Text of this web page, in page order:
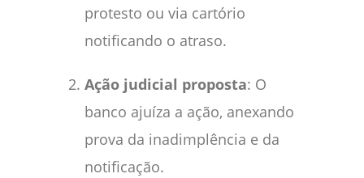
protesto ou via cartório
notificando o atraso.
Ação judicial proposta: O
banco ajuíza a ação, anexando
prova da inadimplência e da
notificação.